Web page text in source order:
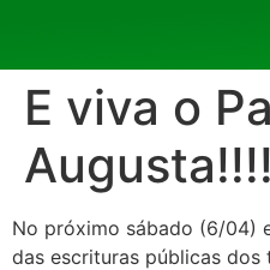
E viva o
No próximo sábado (6/04)
das escrituras públicas dos